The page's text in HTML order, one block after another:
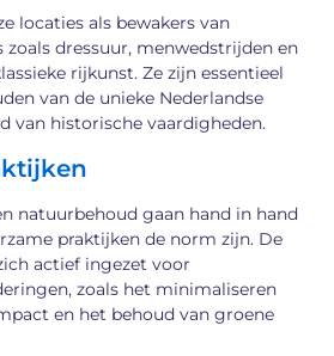
locaties als bewakers van
zoals dressuur, menwedstrijden en
rijkunst. Ze zijn essentieel
van de unieke Nederlandse
van historische vaardigheden.
natuurbehoud gaan hand in hand
praktijken de norm zijn. De
actief ingezet voor
zoals het minimaliseren
en het behoud van groene